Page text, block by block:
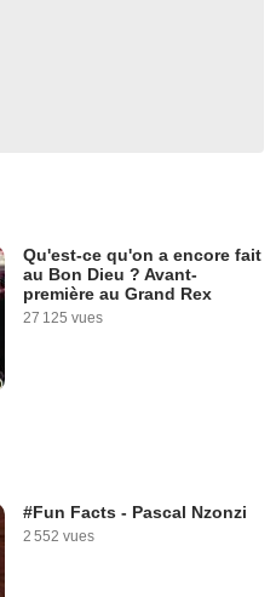
Qu'est-ce qu'on a encore fait
au Bon Dieu ? Avant-
première au Grand Rex
27 125 vues
#Fun Facts - Pascal Nzonzi
2 552 vues